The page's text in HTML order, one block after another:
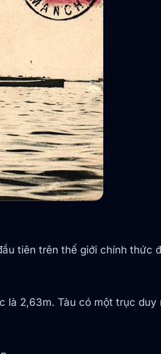
tiên trên thế giới chính
2,63m. Tàu có một trục